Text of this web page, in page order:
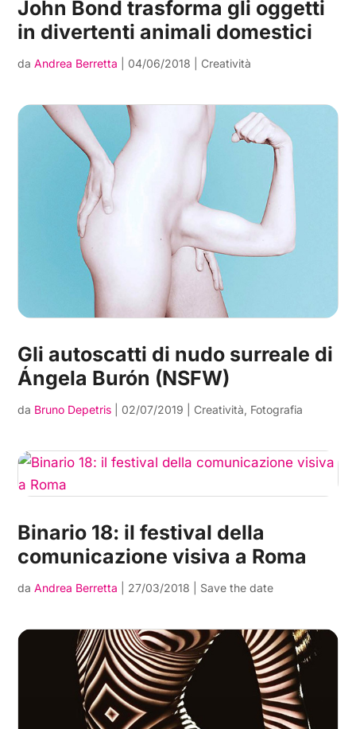
John Bond trasforma gli oggetti
in divertenti animali domestici
daAndrea Berretta 04/06/2018 Creatività
Gli autoscatti di nudo surreale di
Ángela Burón (NSFW)
da Bruno Depetris 02/07/2019 Creatività, Fotografia
Binario 18: il festival della
comunicazione visiva a Roma
daAndrea Berretta 27/03/2018 Save the date